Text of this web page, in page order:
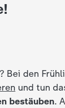
Bei den
und tun
bestäuben.